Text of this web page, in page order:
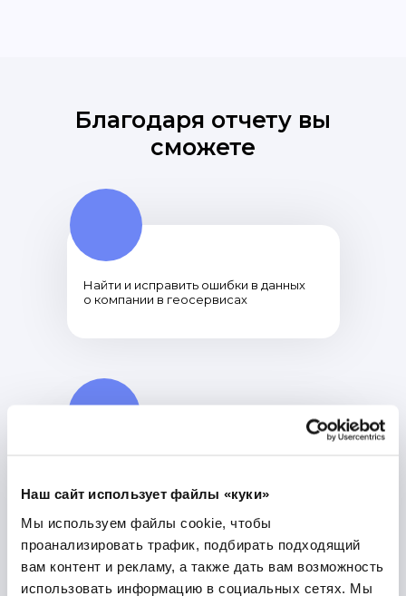
Наш сайт использует файлы «куки»
Мы используем файлы cookie, чтобы
проанализировать трафик, подбирать подходящий
вам контент и рекламу, а также дать вам возможность
использовать информацию в социальных сетях. Мы
Найти и исправить ошибки в данных
о компании в геосервисах
площадках и что о вас пишут клиенты
Благодаря отчету вы
сможете